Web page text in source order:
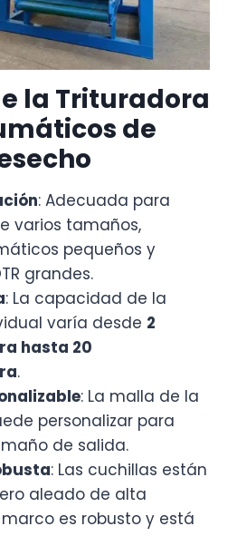
la Trituradora
de
: Adecuada para
varios tamaños,
pequeños y
grandes.
: La capacidad de la
varía desde 2
hasta 20
.
: La malla de la
personalizar para
de salida.
: Las cuchillas están
aleado de alta
es robusto y está